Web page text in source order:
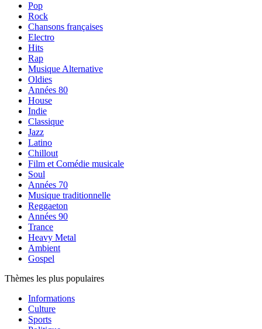
Pop
Rock
Chansons françaises
Electro
Hits
Rap
Musique Alternative
Oldies
Années 80
House
Indie
Classique
Jazz
Latino
Chillout
Film et Comédie musicale
Soul
Années 70
Musique traditionnelle
Reggaeton
Années 90
Trance
Heavy Metal
Ambient
Gospel
Thèmes les plus populaires
Informations
Culture
Sports